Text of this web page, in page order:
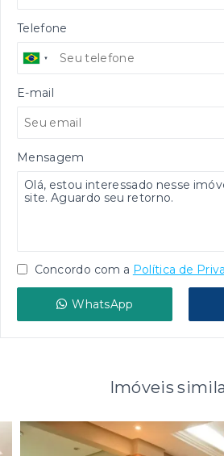
Telefone
E-mail
Mensagem
Concordo com a Política de
WhatsApp
Imóveis